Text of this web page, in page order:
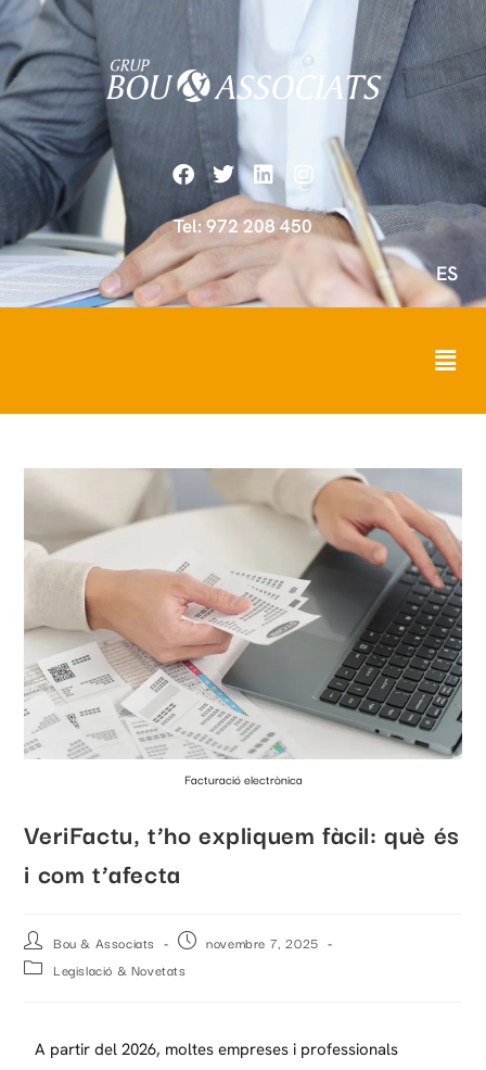
Tel: 972 208 450
ES
Facturació electrònica
VeriFactu, t’ho expliquem fàcil: què és
i com t’afecta
Bou & Associats
novembre 7, 2025
Legislació & Novetats
A partir del 2026, moltes empreses i professionals